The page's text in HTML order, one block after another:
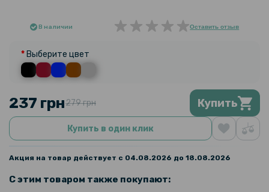
В наличии Оставить отзыв
Выберите цвет
237 грн279 грн Купить
Купить в один клик
Акция на товар действует с 04.08.2026 до 18.08.2026
С этим товаром также покупают: